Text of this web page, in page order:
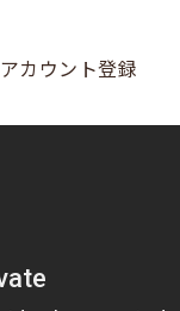
カウント登録